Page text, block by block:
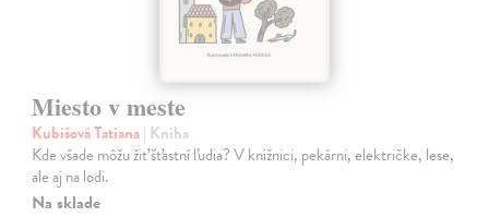
Miesto v meste
Kubišová Tatiana| Kniha
Kde všade môžu žiť šťastní ľudia? V knižnici, pekárni, električke, lese,
ale aj na lodi.
Na sklade